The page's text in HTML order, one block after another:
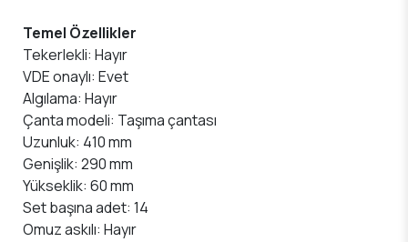
Temel Özellikler
Tekerlekli: Hayır
VDE onaylı: Evet
Algılama: Hayır
Çanta modeli: Taşıma çantası
Uzunluk: 410 mm
Genişlik: 290 mm
Yükseklik: 60 mm
Set başına adet: 14
Omuz askılı: Hayır